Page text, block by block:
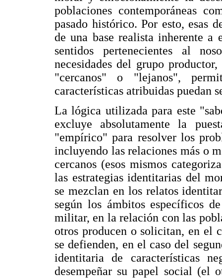
poblaciones contemporáneas
pasado histórico. Por esto, esas
de una base realista inherente a
sentidos pertenecientes al
necesidades del grupo
"cercanos" o "lejanos",
características atribuidas puedan
La lógica utilizada para este
excluye absolutamente la
"empírico" para resolver los
incluyendo las relaciones más o
cercanos (esos mismos
las estrategias identitarias del
se mezclan en los relatos
según los ámbitos específicos
militar, en la relación con las
otros producen o solicitan, en el
se defienden, en el caso del
identitaria de características
desempeñar su papel social (el